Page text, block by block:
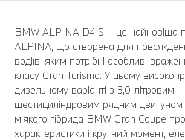
BMW ALPINA D4 S – це найновіша
ALPINA, що створена для
водіїв, яким потрібні особливі
класу Gran Turismo. У цьому
дизельному варіанті з 3,0-літровим
шестициліндровим рядним двигуном
м'якого гібрида BMW Gran Coupé
характеристики і крутний момент,